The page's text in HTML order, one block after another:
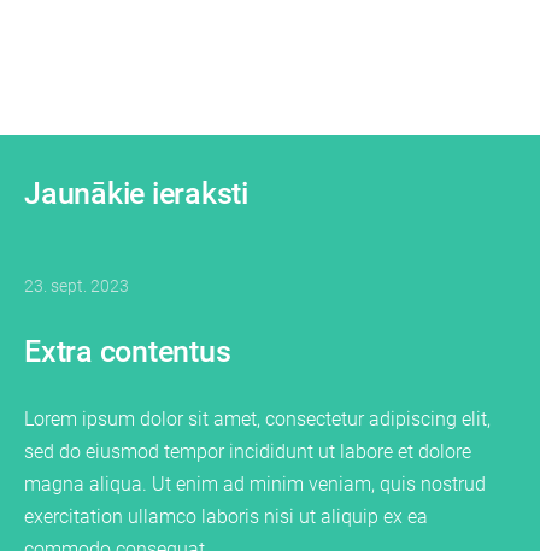
Jaunākie ieraksti
23. sept. 2023
Extra contentus
Lorem ipsum dolor sit amet, consectetur adipiscing elit,
sed do eiusmod tempor incididunt ut labore et dolore
magna aliqua. Ut enim ad minim veniam, quis nostrud
exercitation ullamco laboris nisi ut aliquip ex ea